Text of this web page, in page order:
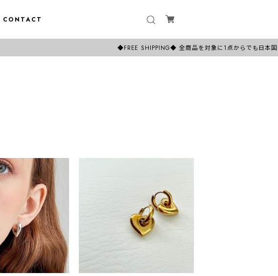
CONTACT
◆FREE SHIPPING◆ 全商品を対象に1点からでも日本国内【全国送料無